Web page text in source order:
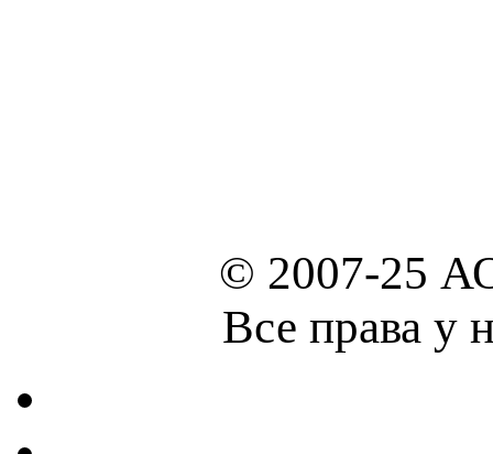
© 2007-25
Все права у